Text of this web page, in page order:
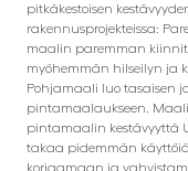
pitkäkestoisen
rakennusprojekteissa:
maalin paremman
myöhemmän hilseilyn ja
Pohjamaali luo tasaisen
pintamaalaukseen.
pintamaalin kestävyyttä
takaa pidemmän
korjaamaan ja